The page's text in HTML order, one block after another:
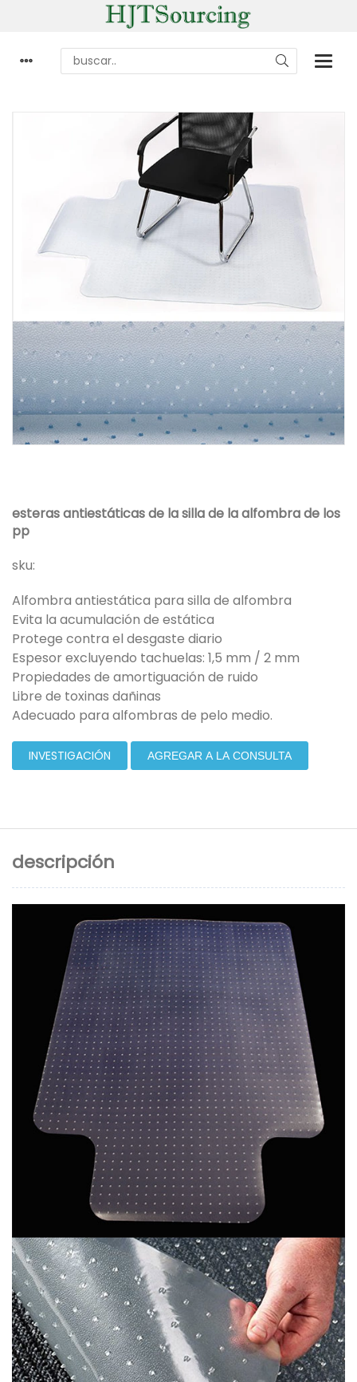
esteras antiestáticas de la silla de la alfombra de los
pp
sku:
Alfombra antiestática para silla de alfombra
Evita la acumulación de estática
Protege contra el desgaste diario
Espesor excluyendo tachuelas: 1,5 mm / 2 mm
Propiedades de amortiguación de ruido
Libre de toxinas dañinas
Adecuado para alfombras de pelo medio.
INVESTIGACIÓN AGREGAR A LA CONSULTA
descripción